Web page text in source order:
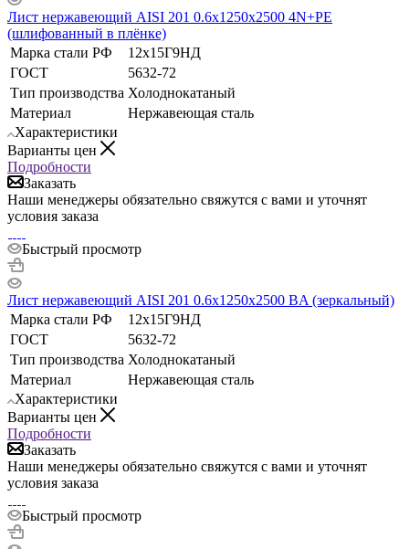
Лист нержавеющий AISI 201 0.6х1250х2500 4N+РЕ
(шлифованный в плёнке)
Марка стали РФ
12х15Г9НД
ГОСТ
5632-72
Тип производства Холоднокатаный
Материал
Нержавеющая сталь
Характеристики
Варианты цен
Подробности
Заказать
Наши менеджеры обязательно свяжутся с вами и уточнят
условия заказа
Быстрый просмотр
Лист нержавеющий AISI 201 0.6х1250х2500 BA (зеркальный)
Марка стали РФ
12х15Г9НД
ГОСТ
5632-72
Тип производства Холоднокатаный
Материал
Нержавеющая сталь
Характеристики
Варианты цен
Подробности
Заказать
Наши менеджеры обязательно свяжутся с вами и уточнят
условия заказа
Быстрый просмотр